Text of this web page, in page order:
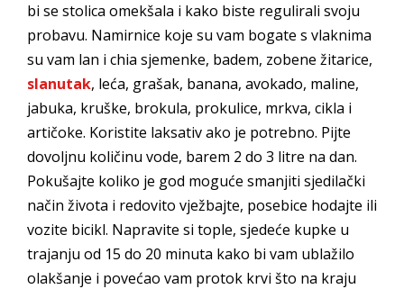
bi se stolica omekšala i kako biste regulirali svoju
probavu. Namirnice koje su vam bogate s vlaknima
su vam lan i chia sjemenke, badem, zobene žitarice,
slanutak, leća, grašak, banana, avokado, maline,
jabuka, kruške, brokula, prokulice, mrkva, cikla i
artičoke. Koristite laksativ ako je potrebno. Pijte
dovoljnu količinu vode, barem 2 do 3 litre na dan.
Pokušajte koliko je god moguće smanjiti sjedilački
način života i redovito vježbajte, posebice hodajte ili
vozite bicikl. Napravite si tople, sjedeće kupke u
trajanju od 15 do 20 minuta kako bi vam ublažilo
olakšanje i povećao vam protok krvi što na kraju